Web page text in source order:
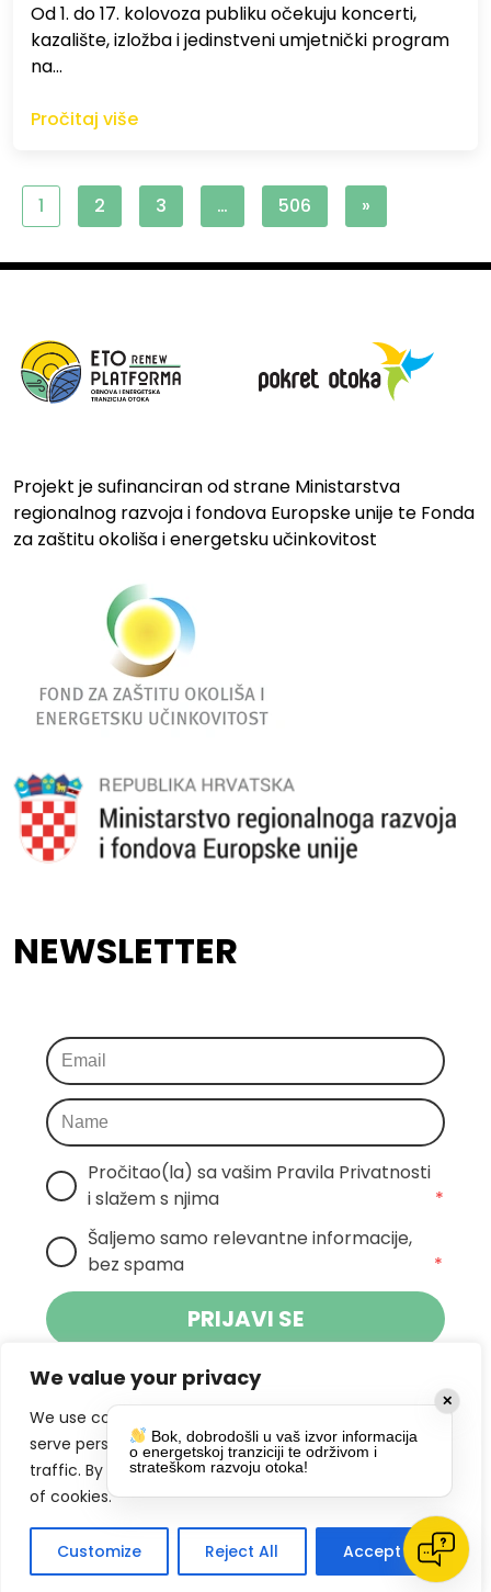
We value your privacy
We use cookies to enhance your browsing experience,
serve personalized ads or content, and analyze our
traffic. By clicking "Accept All", you consent to our use
of cookies.
Customize Reject All Accept All
Od 1. do 17. kolovoza publiku očekuju koncerti,
kazalište, izložba i jedinstveni umjetnički program
na…
Pročitaj više
1 2 3 … 506 »
Projekt je sufinanciran od strane Ministarstva
regionalnog razvoja i fondova Europske unije te Fonda
za zaštitu okoliša i energetsku učinkovitost
NEWSLETTER
Pročitao(la) sa vašim Pravila Privatnosti
i slažem s njima
*
Šaljemo samo relevantne informacije,
bez spama
*
PRIJAVI SE
Klikom na gumb dajete suglasnost za
primanje novosti Pokreta Otoka te se
slažete spolitikom privatnosti.
DRUŠTVENE MREŽE
✕
Bok, dobrodošli u vaš izvor informacija
o energetskoj tranziciji te održivom i
strateškom razvoju otoka!